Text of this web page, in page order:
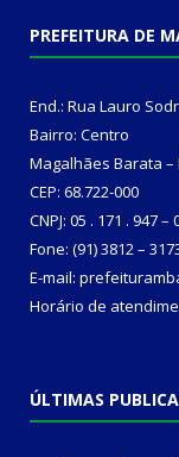
PREFEITURA DE
End.: Rua Lauro
Bairro: Centro
Magalhães Barata –
CEP: 68.722-000
CNPJ: 05 . 171 . 947 –
Fone: (91) 3812 –
E-mail:
Horário de
ÚLTIMAS